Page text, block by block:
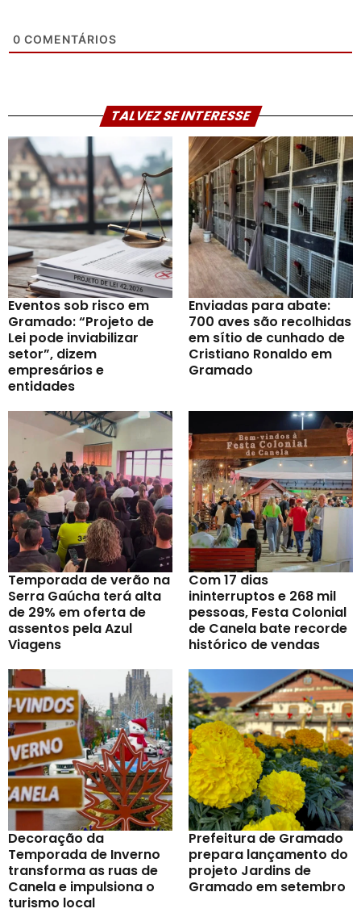
0 COMENTÁRIOS
TALVEZ SE INTERESSE
Eventos sob risco em
Gramado: “Projeto de
Lei pode inviabilizar
setor”, dizem
empresários e
entidades
Enviadas para abate:
700 aves são recolhidas
em sítio de cunhado de
Cristiano Ronaldo em
Gramado
Temporada de verão na
Serra Gaúcha terá alta
de 29% em oferta de
assentos pela Azul
Viagens
Com 17 dias
ininterruptos e 268 mil
pessoas, Festa Colonial
de Canela bate recorde
histórico de vendas
Decoração da
Temporada de Inverno
transforma as ruas de
Canela e impulsiona o
turismo local
Prefeitura de Gramado
prepara lançamento do
projeto Jardins de
Gramado em setembro